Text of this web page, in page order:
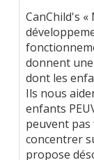
CanChild's
donnent
dont les
Ils nous
enfants
peuvent pas
concentrer
propose